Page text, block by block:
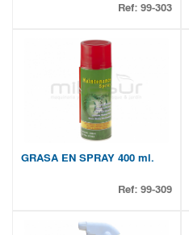
Ref: 99-303
GRASA EN SPRAY 400 ml.
Ref: 99-309